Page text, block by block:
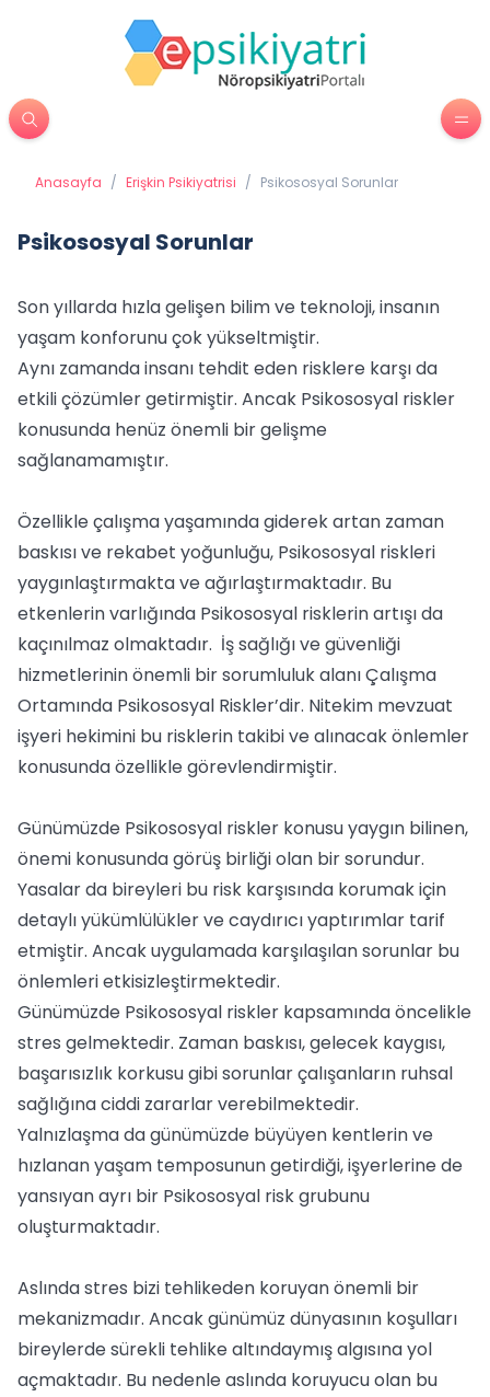
Anasayfa / Erişkin Psikiyatrisi / Psikososyal Sorunlar
Psikososyal Sorunlar
Son yıllarda hızla gelişen bilim ve teknoloji, insanın
yaşam konforunu çok yükseltmiştir.
Aynı zamanda insanı tehdit eden risklere karşı da
etkili çözümler getirmiştir. Ancak Psikososyal riskler
konusunda henüz önemli bir gelişme
sağlanamamıştır.
Özellikle çalışma yaşamında giderek artan zaman
baskısı ve rekabet yoğunluğu, Psikososyal riskleri
yaygınlaştırmakta ve ağırlaştırmaktadır. Bu
etkenlerin varlığında Psikososyal risklerin artışı da
kaçınılmaz olmaktadır. İş sağlığı ve güvenliği
hizmetlerinin önemli bir sorumluluk alanı Çalışma
Ortamında Psikososyal Riskler’dir. Nitekim mevzuat
işyeri hekimini bu risklerin takibi ve alınacak önlemler
konusunda özellikle görevlendirmiştir.
Günümüzde Psikososyal riskler konusu yaygın bilinen,
önemi konusunda görüş birliği olan bir sorundur.
Yasalar da bireyleri bu risk karşısında korumak için
detaylı yükümlülükler ve caydırıcı yaptırımlar tarif
etmiştir. Ancak uygulamada karşılaşılan sorunlar bu
önlemleri etkisizleştirmektedir.
Günümüzde Psikososyal riskler kapsamında öncelikle
stres gelmektedir. Zaman baskısı, gelecek kaygısı,
başarısızlık korkusu gibi sorunlar çalışanların ruhsal
sağlığına ciddi zararlar verebilmektedir.
Yalnızlaşma da günümüzde büyüyen kentlerin ve
hızlanan yaşam temposunun getirdiği, işyerlerine de
yansıyan ayrı bir Psikososyal risk grubunu
oluşturmaktadır.
Aslında stres bizi tehlikeden koruyan önemli bir
mekanizmadır. Ancak günümüz dünyasının koşulları
bireylerde sürekli tehlike altındaymış algısına yol
açmaktadır. Bu nedenle aslında koruyucu olan bu